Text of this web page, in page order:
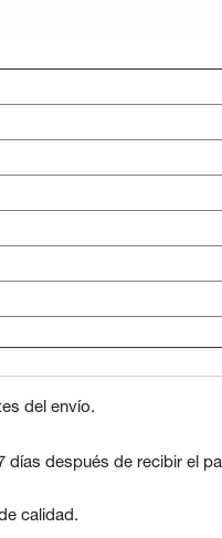
del envío.
días después de recibir el
calidad.